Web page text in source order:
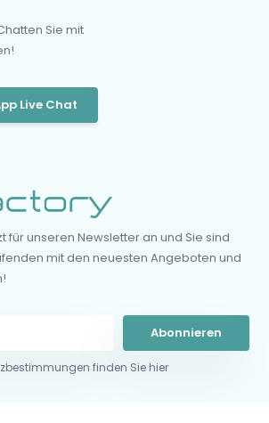
Sie mit
Live Chat
für unseren Newsletter an und Sie sind
mit den neuesten Angeboten und
Abonnieren
finden Sie hier